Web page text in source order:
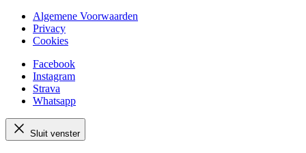
Algemene Voorwaarden
Privacy
Cookies
Facebook
Instagram
Strava
Whatsapp
Sluit venster